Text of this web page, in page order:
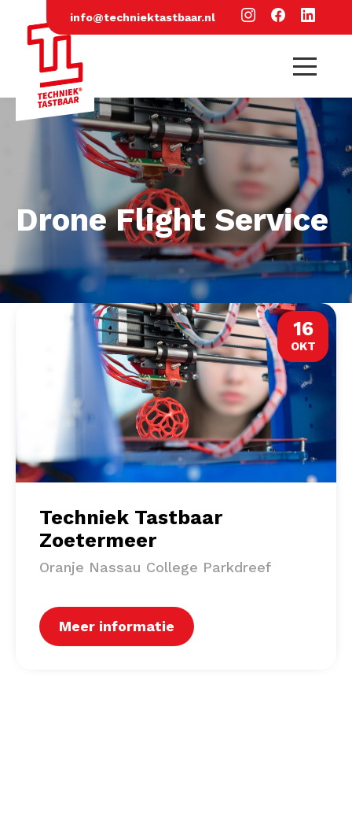
info@techniektastbaar.nl
Drone Flight Service
16
OKT
Techniek Tastbaar
Zoetermeer
Oranje Nassau College Parkdreef
Meer informatie